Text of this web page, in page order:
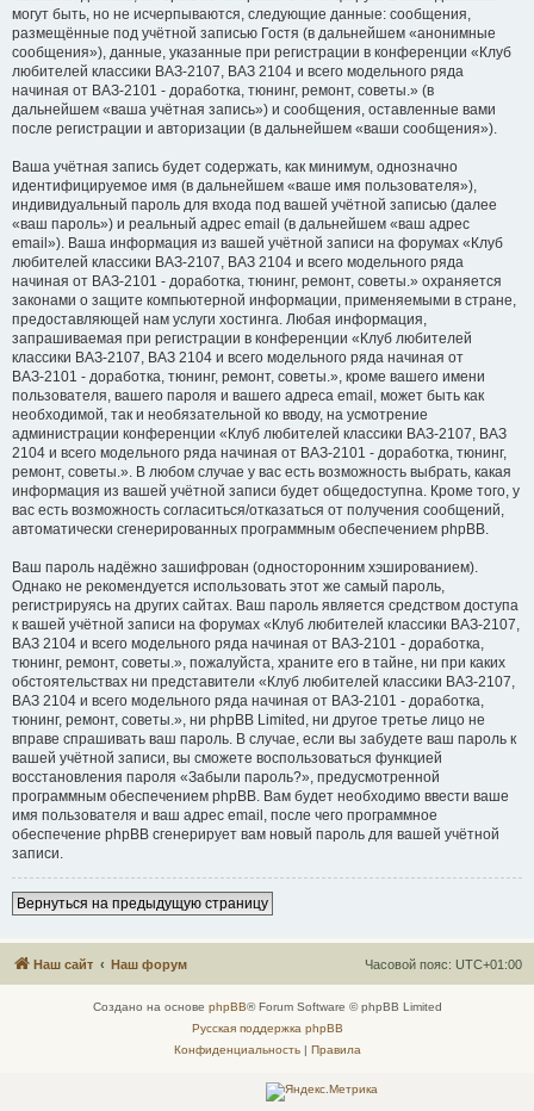
могут быть, но не исчерпываются, следующие данные: сообщения,
размещённые под учётной записью Гостя (в дальнейшем «анонимные
сообщения»), данные, указанные при регистрации в конференции «Клуб
любителей классики ВАЗ-2107, ВАЗ 2104 и всего модельного ряда
начиная от ВАЗ-2101 - доработка, тюнинг, ремонт, советы.» (в
дальнейшем «ваша учётная запись») и сообщения, оставленные вами
после регистрации и авторизации (в дальнейшем «ваши сообщения»).
Ваша учётная запись будет содержать, как минимум, однозначно
идентифицируемое имя (в дальнейшем «ваше имя пользователя»),
индивидуальный пароль для входа под вашей учётной записью (далее
«ваш пароль») и реальный адрес email (в дальнейшем «ваш адрес
email»). Ваша информация из вашей учётной записи на форумах «Клуб
любителей классики ВАЗ-2107, ВАЗ 2104 и всего модельного ряда
начиная от ВАЗ-2101 - доработка, тюнинг, ремонт, советы.» охраняется
законами о защите компьютерной информации, применяемыми в стране,
предоставляющей нам услуги хостинга. Любая информация,
запрашиваемая при регистрации в конференции «Клуб любителей
классики ВАЗ-2107, ВАЗ 2104 и всего модельного ряда начиная от
ВАЗ-2101 - доработка, тюнинг, ремонт, советы.», кроме вашего имени
пользователя, вашего пароля и вашего адреса email, может быть как
необходимой, так и необязательной ко вводу, на усмотрение
администрации конференции «Клуб любителей классики ВАЗ-2107, ВАЗ
2104 и всего модельного ряда начиная от ВАЗ-2101 - доработка, тюнинг,
ремонт, советы.». В любом случае у вас есть возможность выбрать, какая
информация из вашей учётной записи будет общедоступна. Кроме того, у
вас есть возможность согласиться/отказаться от получения сообщений,
автоматически сгенерированных программным обеспечением phpBB.
Ваш пароль надёжно зашифрован (односторонним хэшированием).
Однако не рекомендуется использовать этот же самый пароль,
регистрируясь на других сайтах. Ваш пароль является средством доступа
к вашей учётной записи на форумах «Клуб любителей классики ВАЗ-2107,
ВАЗ 2104 и всего модельного ряда начиная от ВАЗ-2101 - доработка,
тюнинг, ремонт, советы.», пожалуйста, храните его в тайне, ни при каких
обстоятельствах ни представители «Клуб любителей классики ВАЗ-2107,
ВАЗ 2104 и всего модельного ряда начиная от ВАЗ-2101 - доработка,
тюнинг, ремонт, советы.», ни phpBB Limited, ни другое третье лицо не
вправе спрашивать ваш пароль. В случае, если вы забудете ваш пароль к
вашей учётной записи, вы сможете воспользоваться функцией
восстановления пароля «Забыли пароль?», предусмотренной
программным обеспечением phpBB. Вам будет необходимо ввести ваше
имя пользователя и ваш адрес email, после чего программное
обеспечение phpBB сгенерирует вам новый пароль для вашей учётной
записи.
Вернуться на предыдущую страницу
Наш сайт Наш форум Часовой пояс: UTC+01:00
Создано на основе phpBB® Forum Software © phpBB Limited
Русская поддержка phpBB
Конфиденциальность| Правила